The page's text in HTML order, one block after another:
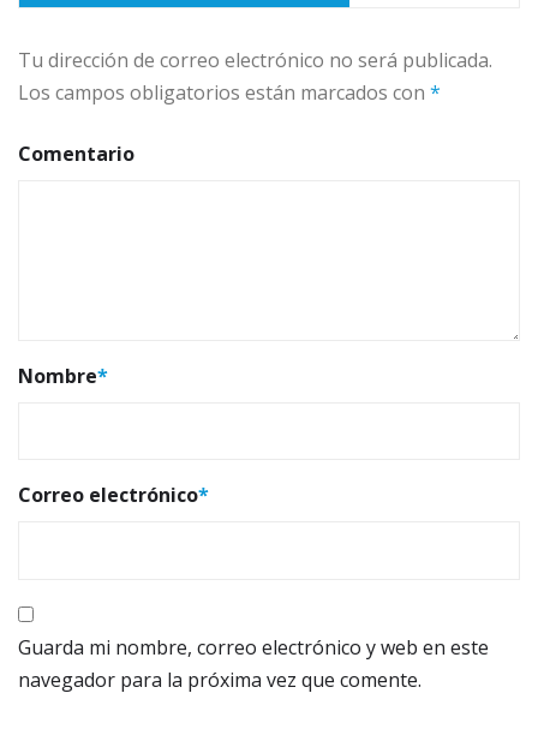
Tu dirección de correo electrónico no será publicada.
Los campos obligatorios están marcados con *
Comentario
Nombre*
Correo electrónico*
Guarda mi nombre, correo electrónico y web en este
navegador para la próxima vez que comente.